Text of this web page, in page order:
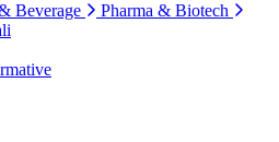
Beverage
Pharma & Biotech